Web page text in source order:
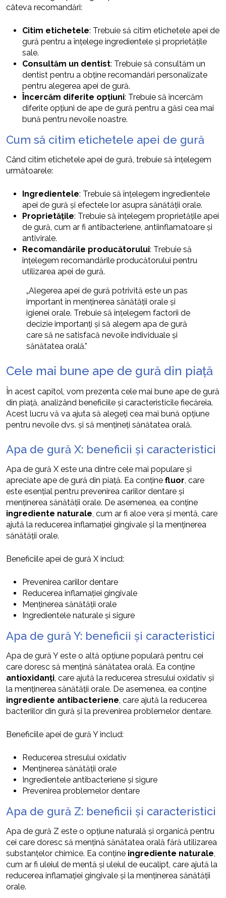
câteva recomandări:
Citim etichetele: Trebuie să citim etichetele apei de
gură pentru a înțelege ingredientele și proprietățile
sale.
Consultăm un dentist: Trebuie să consultăm un
dentist pentru a obține recomandări personalizate
pentru alegerea apei de gură.
Încercăm diferite opțiuni: Trebuie să încercăm
diferite opțiuni de ape de gură pentru a găsi cea mai
bună pentru nevoile noastre.
Cum să citim etichetele apei de gură
Când citim etichetele apei de gură, trebuie să înțelegem
următoarele:
Ingredientele: Trebuie să înțelegem ingredientele
apei de gură și efectele lor asupra sănătății orale.
Proprietățile: Trebuie să înțelegem proprietățile apei
de gură, cum ar fi antibacteriene, antiinflamatoare și
antivirale.
Recomandările producătorului: Trebuie să
înțelegem recomandările producătorului pentru
utilizarea apei de gură.
„Alegerea apei de gură potrivită este un pas
important în menținerea sănătății orale și
igienei orale. Trebuie să înțelegem factorii de
decizie importanți și să alegem apa de gură
care să ne satisfacă nevoile individuale și
sănătatea orală.”
Cele mai bune ape de gură din piață
În acest capitol, vom prezenta cele mai bune ape de gură
din piață, analizând beneficiile și caracteristicile fiecăreia.
Acest lucru vă va ajuta să alegeți cea mai bună opțiune
pentru nevoile dvs. și să mențineți sănătatea orală.
Apa de gură X: beneficii și caracteristici
Apa de gură X este una dintre cele mai populare și
apreciate ape de gură din piață. Ea conține fluor, care
este esențial pentru prevenirea cariilor dentare și
menținerea sănătății orale. De asemenea, ea conține
ingrediente naturale, cum ar fi aloe vera și mentă, care
ajută la reducerea inflamației gingivale și la menținerea
sănătății orale.
Beneficiile apei de gură X includ:
Prevenirea cariilor dentare
Reducerea inflamației gingivale
Menținerea sănătății orale
Ingredientele naturale și sigure
Apa de gură Y: beneficii și caracteristici
Apa de gură Y este o altă opțiune populară pentru cei
care doresc să mențină sănătatea orală. Ea conține
antioxidanți, care ajută la reducerea stresului oxidativ și
la menținerea sănătății orale. De asemenea, ea conține
ingrediente antibacteriene, care ajută la reducerea
bacteriilor din gură și la prevenirea problemelor dentare.
Beneficiile apei de gură Y includ:
Reducerea stresului oxidativ
Menținerea sănătății orale
Ingredientele antibacteriene și sigure
Prevenirea problemelor dentare
Apa de gură Z: beneficii și caracteristici
Apa de gură Z este o opțiune naturală și organică pentru
cei care doresc să mențină sănătatea orală fără utilizarea
substanțelor chimice. Ea conține ingrediente naturale,
cum ar fi uleiul de mentă și uleiul de eucalipt, care ajută la
reducerea inflamației gingivale și la menținerea sănătății
orale.